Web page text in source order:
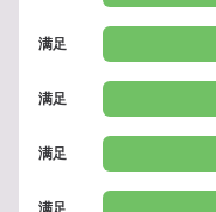
满足
满足
满足